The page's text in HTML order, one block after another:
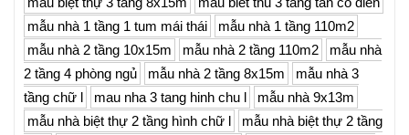
mẫu nhà 1 tầng 1 tum mái thái
mẫu nhà 1 tầng 110m2
mẫu nhà 2 tầng 10x15m
mẫu nhà 2 tầng 110m2
mẫu nhà
2 tầng 4 phòng ngủ
mẫu nhà 2 tầng 8x15m
mẫu nhà 3
tầng chữ l
mau nha 3 tang hinh chu l
mẫu nhà 9x13m
mẫu nhà biệt thự 2 tầng hình chữ l
mẫu nhà biệt thự 2 tầng